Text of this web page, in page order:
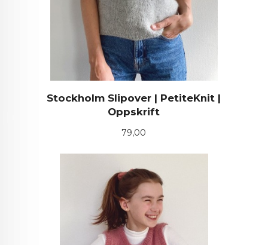
Stockholm Slipover | PetiteKnit |
Oppskrift
Pris
79,00